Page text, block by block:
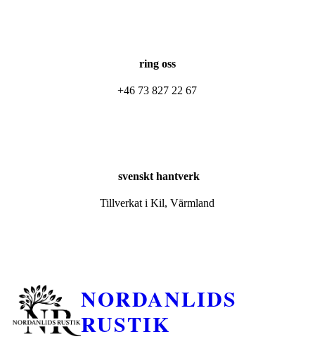
ring oss
+46 73 827 22 67
svenskt hantverk
Tillverkat i Kil, Värmland
NORDANLIDS
RUSTIK